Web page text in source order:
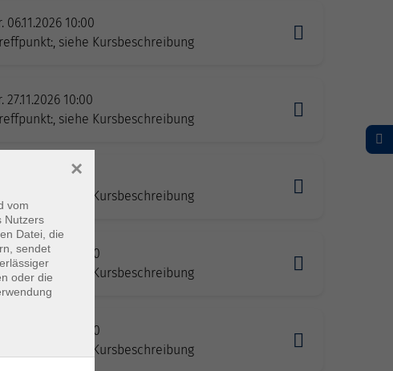
06.11.2026 10:00
siehe Kursbeschreibung
27.11.2026 10:00
siehe Kursbeschreibung
04.12.2026 10:00
Treffpunkt:, siehe Kursbeschreibung
05.12.2026 10:00
siehe Kursbeschreibung
05.12.2026 10:00
Treffpunkt:, siehe Kursbeschreibung
vom
Nutzers
Datei, die
sendet
oder die
×